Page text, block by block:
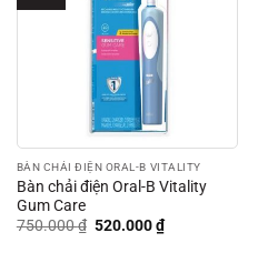
BÀN CHẢI ĐIỆN ORAL-B VITALITY
Bàn chải điện Oral-B Vitality
Gum Care
750.000₫ Giá
520.000₫Giá
hiện